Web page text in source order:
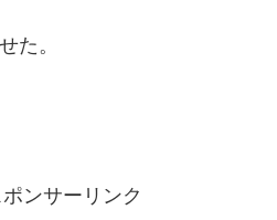
た。
ポンサーリンク